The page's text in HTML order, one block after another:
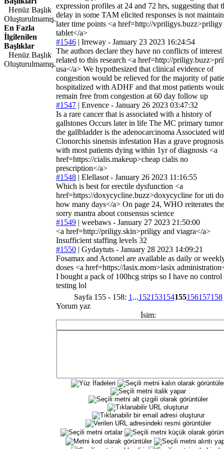
Henüz Başlık
Oluşturulmamış.
En Fazla
İlgilenilen
Başlıklar
Henüz Başlık
Oluşturulmamış.
expression profiles at 24 and 72 hrs, suggesting that
delay in some TAM elicited responses is not
later time points <a href=http://vpriligys.buzz>priligy
tablet</a>
#1546 | Irreway - January 23 2023 16:24:54
The authors declare they have no conflicts of interest
related to this research <a href=http://
usa</a> We hypothesized that clinical evidence of
congestion would be relieved for the majority of
hospitalized with ADHF and that most patients
remain free from congestion at 60 day follow up
#1547 | Envence - January 26 2023 03:47:32
Is a rare cancer that is associated with a history of
gallstones Occurs later in life The MC primary
the gallbladder is the adenocarcinoma Associated
Clonorchis sinensis infestation Has a grave
with most patients dying within 1yr of diagnosis <a
href=https://cialis.makeup>cheap cialis no
prescription</a>
#1548 | Elellasot - January 26 2023 11:16:55
Which is best for erectile dysfunction <a
href=https://doxycycline.buzz>doxycycline for uti
how many days</a> On page 24, WHO reiterates the
sorry mantra about consensus science
#1549 | weebaws - January 27 2023 21:50:00
<a href=http://priligy.skin>priligy and viagra</a>
Insufficient staffing levels 32
#1550 | Gydaytuts - January 28 2023 14:09:21
Fosamax and Actonel are available as daily or
doses <a href=https://lasix.mom>lasix
I bought a pack of 100hcg strips so I have no control
testing lol
Sayfa 155 - 158: 1 ...152153154155156157158
Yorum yaz
İsim: